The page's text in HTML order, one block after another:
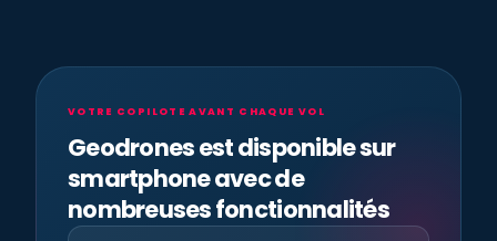
VOTRE COPILOTE AVANT CHAQUE VOL
Geodrones est disponible sur
smartphone avec de
nombreuses fonctionnalités